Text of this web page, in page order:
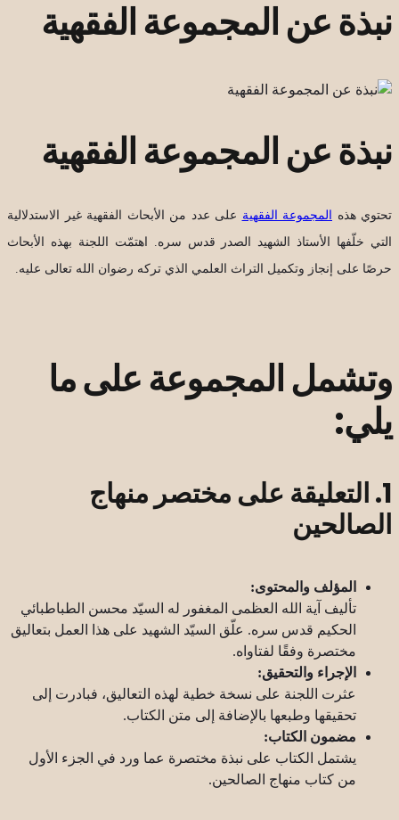
نبذة عن المجموعة الفقهية
نبذة عن المجموعة الفقهية
تحتوي هذه المجموعة الفقهية على عدد من الأبحاث الفقهية غير الاستدلالية
التي خلّفها الأستاذ الشهيد الصدر قدس سره. اهتمّت اللجنة بهذه الأبحاث
حرصًا على إنجاز وتكميل التراث العلمي الذي تركه رضوان الله تعالى عليه.
وتشمل المجموعة على ما
يلي:
1. التعليقة على مختصر منهاج
الصالحين
المؤلف والمحتوى:
تأليف آية الله العظمى المغفور له السيّد محسن الطباطبائي
الحكيم قدس سره. علّق السيّد الشهيد على هذا العمل بتعاليق
مختصرة وفقًا لفتاواه.
الإجراء والتحقيق:
عثرت اللجنة على نسخة خطية لهذه التعاليق، فبادرت إلى
تحقيقها وطبعها بالإضافة إلى متن الكتاب.
مضمون الكتاب:
يشتمل الكتاب على نبذة مختصرة عما ورد في الجزء الأول
من كتاب منهاج الصالحين.